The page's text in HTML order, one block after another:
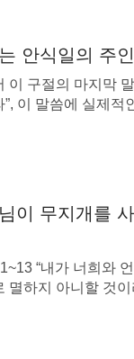
한 첫 번째 일이자
첫 번째 하루가 기
안식일의 주
이 구절의 마지막
”, 이 말씀에 실제적
이 무지개를
“내가 너희와
멸하지 아니할 것